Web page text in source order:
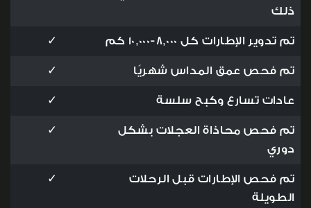
ذلك
تم تدوير الإطارات كل 8,000-10,000 كم ✓
تم فحص عمق المداس شهريًا ✓
عادات تسارع وكبح سلسة ✓
تم فحص محاذاة العجلات بشكل
دوري
✓
تم فحص الإطارات قبل الرحلات
الطويلة
✓